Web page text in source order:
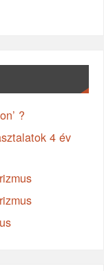
?
4 év